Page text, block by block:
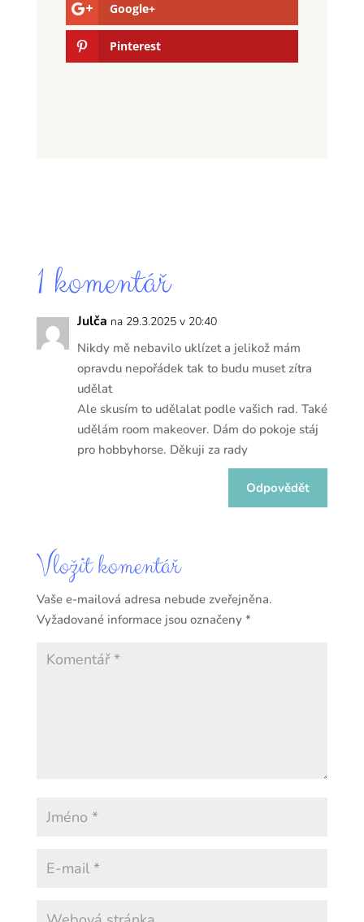
Google+
Pinterest
1 komentář
Julča na 29.3.2025 v 20:40
Nikdy mě nebavilo uklízet a jelikož mám
opravdu nepořádek tak to budu muset zítra
udělat
Ale skusím to udělalat podle vašich rad. Také
udělám room makeover. Dám do pokoje stáj
pro hobbyhorse. Děkuji za rady
Odpovědět
Vložit komentář
Vaše e-mailová adresa nebude zveřejněna.
Vyžadované informace jsou označeny *